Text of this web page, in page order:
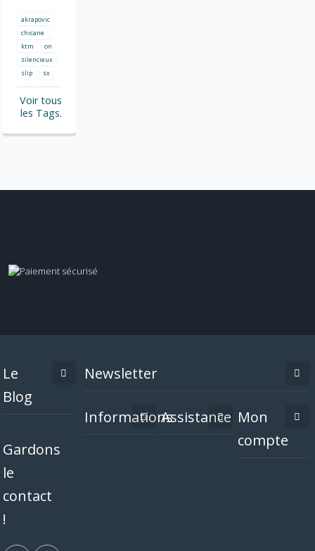
akrapovic
chicane
ktm
on
silencieux
slip
sx
Voir tous
les Tags.
Le
Blog
Gardons
le
contact
!
Newsletter
InformationsAssistance Mon
compte